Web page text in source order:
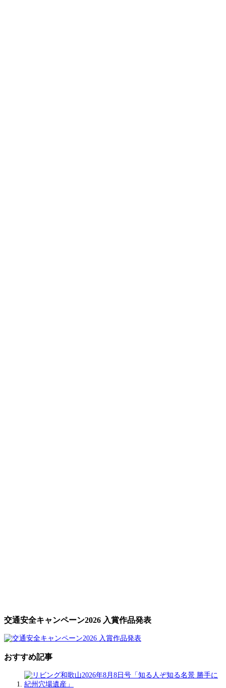
交通安全キャンペーン2026 入賞作品発表
おすすめ記事